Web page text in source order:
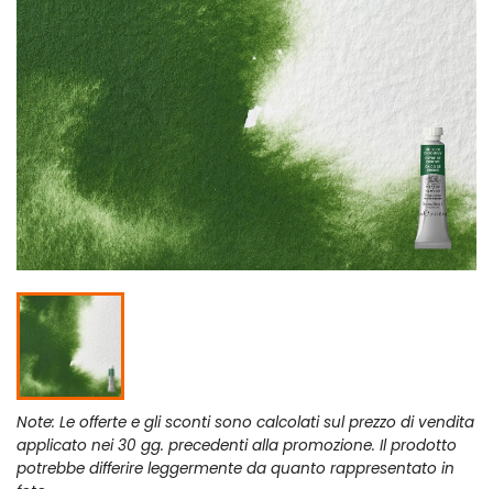
Note: Le offerte e gli sconti sono calcolati sul prezzo di vendita
applicato nei 30 gg. precedenti alla promozione. Il prodotto
potrebbe differire leggermente da quanto rappresentato in